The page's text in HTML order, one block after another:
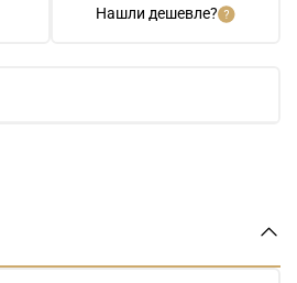
Нашли дешевле?